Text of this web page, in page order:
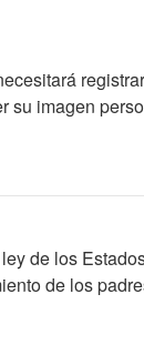
imagen
de los
de los